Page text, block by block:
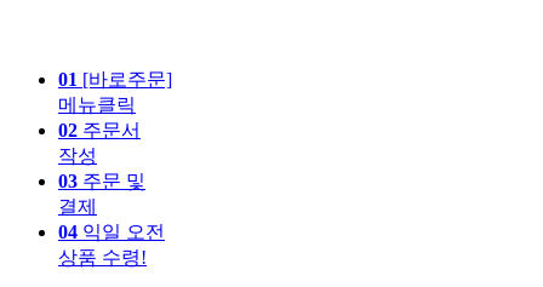
01 [바로주문]
메뉴클릭
02 주문서
작성
03 주문 및
결제
04 익일 오전
상품 수령!